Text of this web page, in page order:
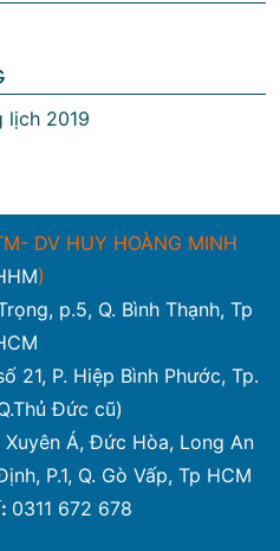
lịch 2019
DV HUY HOÀNG MINH
)
p.5, Q. Bình Thạnh, Tp
21, P. Hiệp Bình Phước, Tp.
Đức cũ)
Xuyên Á, Đức Hòa, Long An
P.1, Q. Gò Vấp, Tp HCM
0311 672 678